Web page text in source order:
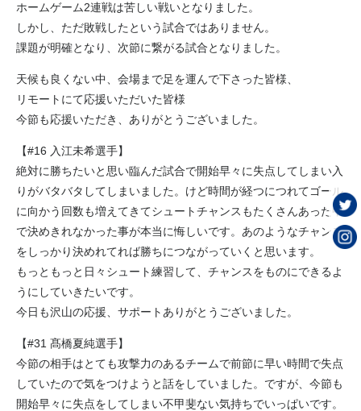
ホームゲーム2連戦は苦しい戦いとなりました。
しかし、ただ敗戦したという試合ではありません。
課題が明確となり、次節に繋がる試合となりました。
天候も良くない中、会場まで足を運んで下さった皆様、
リモートにて応援いただいた皆様
今節も応援いただき、ありがとうございました。
【#16 入江未希選手】
絶対に勝ちたいと思い臨んだ試合で開始早々に失点してしまい入
りがバタバタしてしまいました。けど時間が経つにつれてゴール
に向かう回数も増えてきてシュートチャンスもたくさんあった中
で決めきれなかった事が本当に悔しいです。あのようなチャンス
をしっかり決めれてれば勝ちにつながっていくと思います。
もっともっと日々シュート練習して、チャンスをものにできるよ
うにしていきたいです。
今日も沢山の応援、サポートありがとうございました。
【#31 髙橋夏純選手】
今節の相手はとても攻撃力のあるチームで前節に早い時間で失点
していたので気をつけようと話をしていました。ですが、今節も
開始早々に失点をしてしまい不甲斐ない気持ちでいっぱいです。